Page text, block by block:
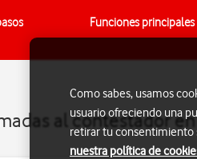
Funciones principales
al contestador
Como sabes, usamos
usuario ofreciendo una
retirar tu consentimiento
nuestra política de